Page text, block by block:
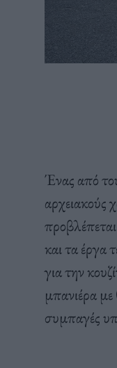
Ένας από
αρχειακούς
και τα έργα
για την
μπανιέρα
συμπαγές